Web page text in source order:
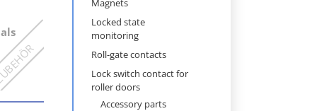
Magnets
Locked state
monitoring
Roll-gate contacts
Lock switch contact for
roller doors
Accessory parts